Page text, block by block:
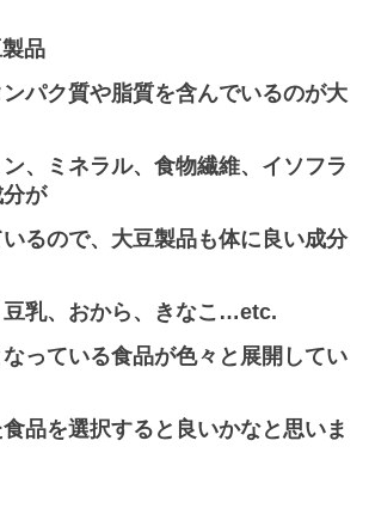
品
パク質や脂質を含んでいるのが大
、ミネラル、食物繊維、イソフラ
が
るので、大豆製品も体に良い成分
豆乳、おから、きなこ…etc.
っている食品が色々と展開してい
品を選択すると良いかなと思いま